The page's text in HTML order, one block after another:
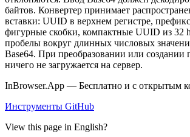
байтов. Конвертер принимает
вставки: UUID в верхнем регистре,
фигурные скобки, компактные UUID из 32
пробелы вокруг длинных числовых
Base64. При преобразовании или
ничего не загружается на сервер.
InBrowser.App — Бесплатно и с открытым
Инструменты GitHub
View this page in English?